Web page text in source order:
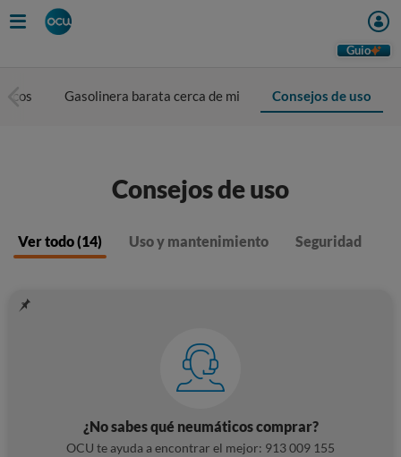
Guio
Gasolinera barata cerca de mi Consejos de uso
Consejos de uso
Ver todo (14) Uso y mantenimiento Seguridad
¿No sabes qué neumáticos comprar?
OCU te ayuda a encontrar el mejor: 913 009 155